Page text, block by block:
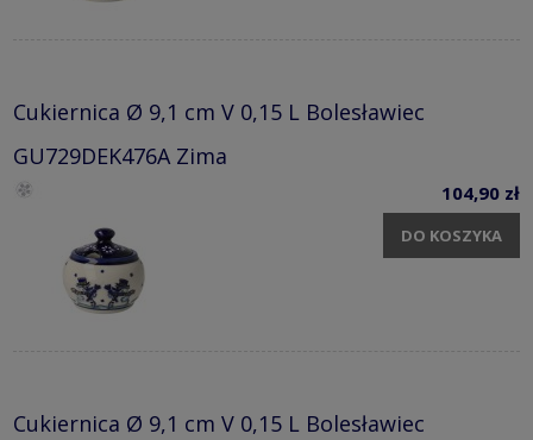
Cukiernica Ø 9,1 cm V 0,15 L Bolesławiec
GU729DEK476A Zima
104,90 zł
DO KOSZYKA
Cukiernica Ø 9,1 cm V 0,15 L Bolesławiec